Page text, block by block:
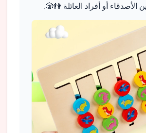
الأصدقاء أو أفراد العائلة 👫🎲.